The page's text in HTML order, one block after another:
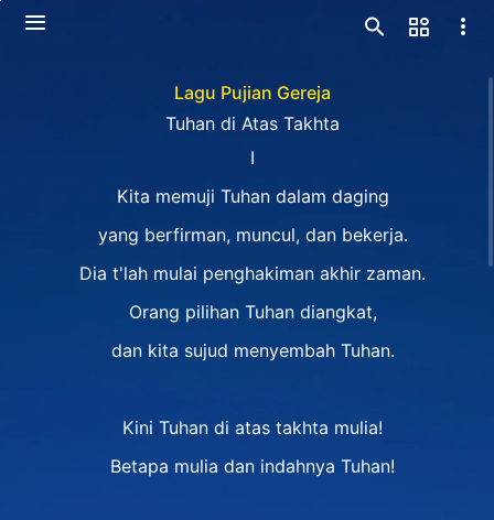
Lagu Pujian Gereja
Tuhan di Atas Takhta
Ⅰ
Kita memuji Tuhan dalam daging
yang berfirman, muncul, dan bekerja.
Dia t'lah mulai penghakiman akhir zaman.
Orang pilihan Tuhan diangkat,
dan kita sujud menyembah Tuhan.
Kini Tuhan di atas takhta mulia!
Betapa mulia dan indahnya Tuhan!